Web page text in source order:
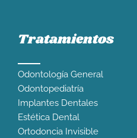
Tratamientos
Odontología General
Odontopediatría
Implantes Dentales
Estética Dental
Ortodoncia Invisible